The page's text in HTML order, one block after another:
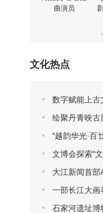
曲演员
文化热点
数字赋能上古文明 《印象红
绘聚丹青映古刹|“绘·聚—
“越韵华光·百廿流芳
文博会探索“
大江新闻首部AI
一部长江大画卷，半部
石家河遗址博